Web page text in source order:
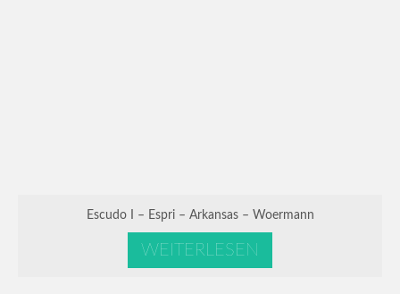
Escudo I – Espri – Arkansas – Woermann
WEITERLESEN